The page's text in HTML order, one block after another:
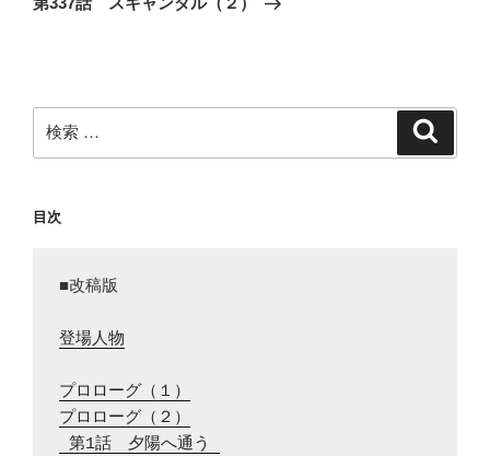
ン
索:
目次
■改稿版
登場人物
プロローグ（１）
プロローグ（２）
第1話　夕陽へ通う